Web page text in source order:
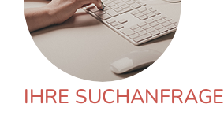
IHRE SUCHANFRAGE